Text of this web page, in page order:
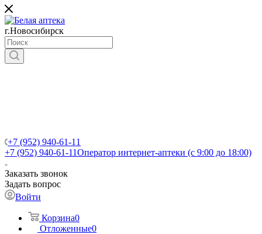
г.Новосибирск
+7 (952) 940-61-11
+7 (952) 940-61-11Оператор интернет-аптеки (с 9:00 до 18:00)
Заказать звонок
Задать вопрос
Войти
Корзина0
Отложенные0